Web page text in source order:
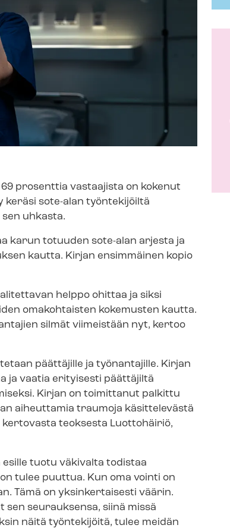
prosenttia vastaajista on kokenut
keräsi sote-alan työntekijöiltä
uhkasta.
karun totuuden sote-alan arjesta ja
kautta. Kirjan ensimmäinen kopio
helppo ohittaa ja siksi
omakohtaisten kokemusten kautta.
silmät viimeistään nyt, kertoo
päättäjille ja työnantajille. Kirjan
ja vaatia erityisesti päättäjiltä
Kirjan on toimittanut palkittu
aiheuttamia traumoja käsittelevästä
kertovasta teoksesta Luottohäiriö,
esille tuotu väkivalta todistaa
tulee puuttua. Kun oma vointi on
Tämä on yksinkertaisesti väärin.
seurauksensa, siinä missä
näitä työntekijöitä, tulee meidän